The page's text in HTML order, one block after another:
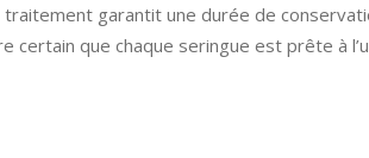
traitement garantit une durée de
certain que chaque seringue est prête à